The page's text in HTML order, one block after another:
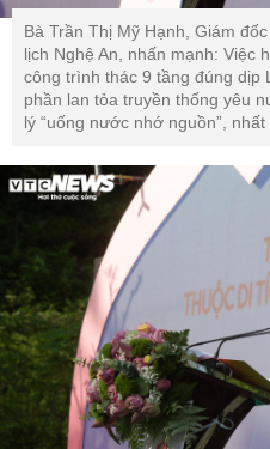
Bà Trần Thị Mỹ Hạnh, Giám
lịch Nghệ An, nhấn mạnh: Việc
công trình thác 9 tầng đúng dịp
phần lan tỏa truyền thống yêu
lý “uống nước nhớ nguồn”,